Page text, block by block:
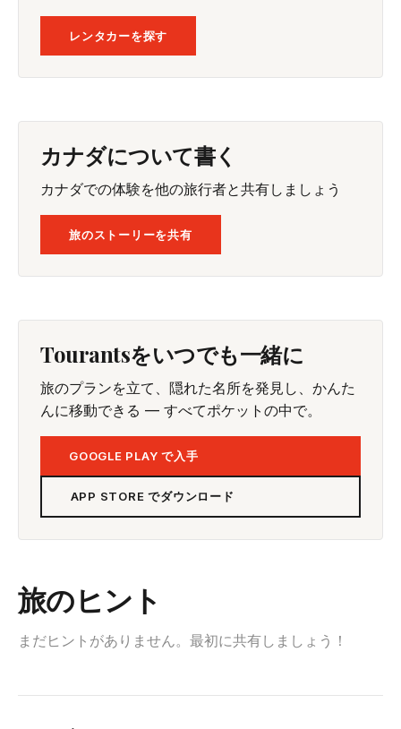
レンタカーを探す
カナダについて書く
カナダでの体験を他の旅行者と共有しましょう
旅のストーリーを共有
Tourantsをいつでも一緒に
旅のプランを立て、隠れた名所を発見し、かんた
んに移動できる — すべてポケットの中で。
GOOGLE PLAY で入手
APP STORE でダウンロード
旅のヒント
まだヒントがありません。最初に共有しましょう！